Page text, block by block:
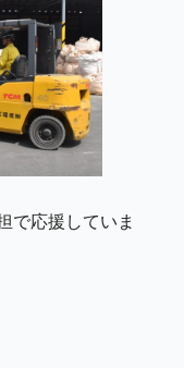
で応援していま